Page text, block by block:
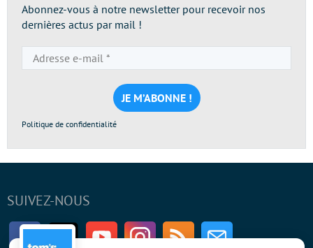
Abonnez-vous à notre newsletter pour recevoir nos
dernières actus par mail !
e-
mail
*
Politique de confidentialité
SUIVEZ-NOUS
FacebookTwitter Youtube InstagramRSS Newsletter